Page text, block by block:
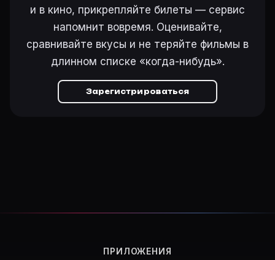
и в кино, прикрепляйте билеты — сервис
напомнит вовремя. Оценивайте,
сравнивайте вкусы и не теряйте фильмы в
длинном списке «когда-нибудь».
Зарегистрироваться
ПРИЛОЖЕНИЯ